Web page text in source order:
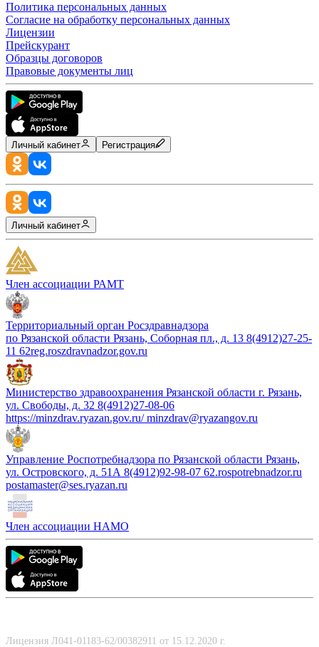
Политика персональных данных
Согласие на обработку персональных данных
Лицензии
Прейскурант
Образцы договоров
Правовые документы лиц
Личный кабинет Регистрация
Личный кабинет
Член ассоциации РАМТ
Территориальный орган Росздравнадзора
по Рязанской области Рязань, Соборная пл., д. 13 8(4912)27-25-
11 62reg.roszdravnadzor.gov.ru
Министерство здравоохранения Рязанской области г. Рязань,
ул. Свободы, д. 32 8(4912)27-08-06
https://minzdrav.ryazan.gov.ru/ minzdrav@ryazangov.ru
Управление Роспотребнадзора по Рязанской области Рязань,
ул. Островского, д. 51А 8(4912)92-98-07 62.rospotrebnadzor.ru
postamaster@ses.ryazan.ru
Член ассоциации НАМО
Лицензия Л041-01183-62/00382911 от 15.12.2020 г.